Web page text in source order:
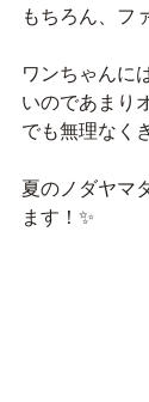
もちろん、フ
ワンちゃんに
いのであまり
でも無理なく
夏のノダヤマ
ます！✨